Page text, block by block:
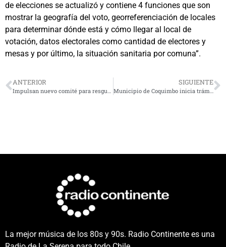
de elecciones se actualizó y contiene 4 funciones que son
mostrar la geografía del voto, georreferenciación de locales
para determinar dónde está y cómo llegar al local de
votación, datos electorales como cantidad de electores y
mesas y por último, la situación sanitaria por comuna”.
ANTERIOR SIGUIENTE
La mejor música de los 80s y 90s. Radio Continente es una